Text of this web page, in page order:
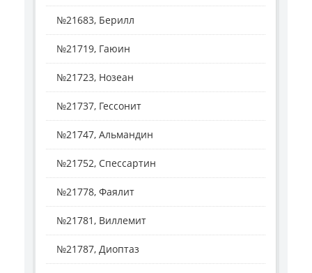
№21683, Берилл
№21719, Гаюин
№21723, Нозеан
№21737, Гессонит
№21747, Альмандин
№21752, Спессартин
№21778, Фаялит
№21781, Виллемит
№21787, Диоптаз